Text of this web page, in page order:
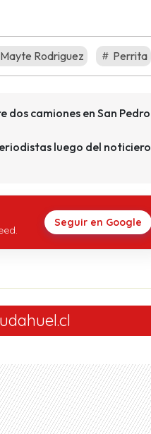
Mayte Rodriguez Perrita
camiones en San Pedro
luego del noticiero
Seguir en Google